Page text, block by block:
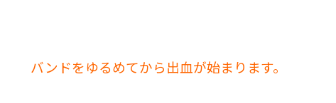
バンドをゆるめてから出血が始まります。